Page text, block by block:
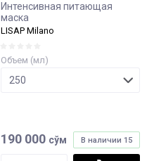
Интенсивная питающая
маска
LISAP Milano
Объем (мл)
В наличии 15
190 000 сўм